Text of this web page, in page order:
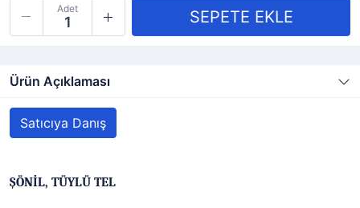
Adet
Ürün Açıklaması
Satıcıya Danış
ŞÖNİL, TÜYLÜ TEL